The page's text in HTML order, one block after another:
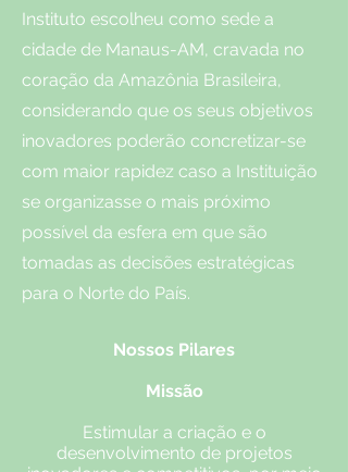
Instituto escolheu como sede a
cidade de Manaus-AM, cravada no
coração da Amazônia Brasileira,
considerando que os seus objetivos
inovadores poderão concretizar-se
com maior rapidez caso a Instituição
se organizasse o mais próximo
possível da esfera em que são
tomadas as decisões estratégicas
para o Norte do País.
Nossos Pilares
Missão
Estimular a criação e o
desenvolvimento de projetos